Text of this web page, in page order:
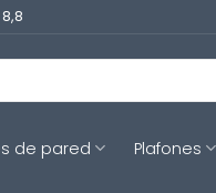
de pared Plafones